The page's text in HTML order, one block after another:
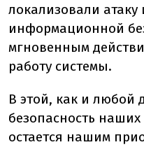
локализовали
информационной
мгновенным
работу системы.
В этой, как и любой
безопасность
остается нашим